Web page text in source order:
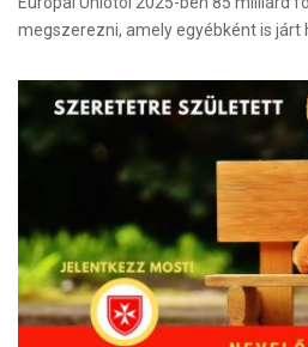
megszerezni, amely egyébként is járt